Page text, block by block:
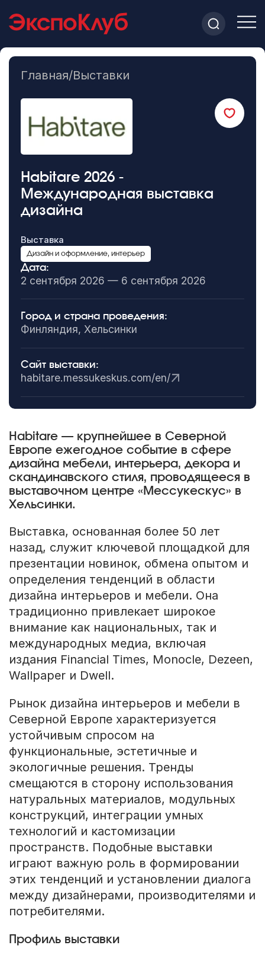
Главная/Выставки
Habitare 2026 -
Международная выставка
дизайна
Выставка
Дизайн и оформление, интерьер
Дата:
2 сентября 2026 — 6 сентября 2026
Город и страна проведения:
Финляндия, Хельсинки
Сайт выставки:
habitare.messukeskus.com/en/
Habitare — крупнейшее в Северной
Европе ежегодное событие в сфере
дизайна мебели, интерьера, декора и
скандинавского стиля, проводящееся в
выставочном центре «Мессукескус» в
Хельсинки.
Выставка, основанная более 50 лет
назад, служит ключевой площадкой для
презентации новинок, обмена опытом и
определения тенденций в области
дизайна интерьеров и мебели. Она
традиционно привлекает широкое
внимание как национальных, так и
международных медиа, включая
издания Financial Times, Monocle, Dezeen,
Wallpaper и Dwell.
Рынок дизайна интерьеров и мебели в
Северной Европе характеризуется
устойчивым спросом на
функциональные, эстетичные и
экологичные решения. Тренды
смещаются в сторону использования
натуральных материалов, модульных
конструкций, интеграции умных
технологий и кастомизации
пространств. Подобные выставки
играют важную роль в формировании
этих тенденций и установлении диалога
между дизайнерами, производителями и
потребителями.
Профиль выставки